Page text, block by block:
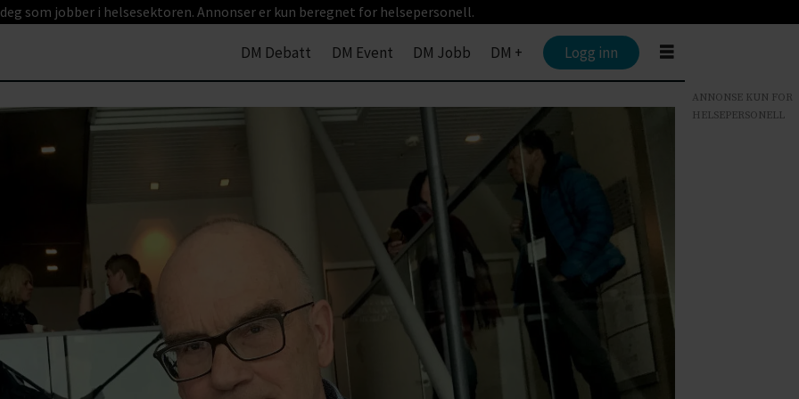
som jobber i helsesektoren. Annonser er kun beregnet for helsepersonell.
DM Debatt DM Event DM Jobb DM + Logg inn
ANNONSE KUN FOR
HELSEPERSONELL